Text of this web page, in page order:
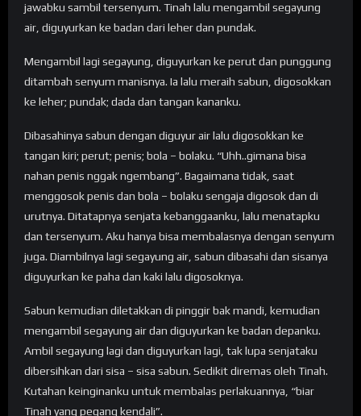
jawabku sambil tersenyum. Tinah lalu mengambil segayung
air, diguyurkan ke badan dari leher dan pundak.
Mengambil lagi segayung, diguyurkan ke perut dan punggung
ditambah senyum manisnya. Ia lalu meraih sabun, digosokkan
ke leher; pundak; dada dan tangan kananku.
Dibasahinya sabun dengan diguyur air lalu digosokkan ke
tangan kiri; perut; penis; bola – bolaku. “Uhh..gimana bisa
nahan penis nggak ngembang”. Bagaimana tidak, saat
menggosok penis dan bola – bolaku sengaja digosok dan di
urutnya. Ditatapnya senjata kebanggaanku, lalu menatapku
dan tersenyum. Aku hanya bisa membalasnya dengan senyum
juga. Diambilnya lagi segayung air, sabun dibasahi dan sisanya
diguyurkan ke paha dan kaki lalu digosoknya.
Sabun kemudian diletakkan di pinggir bak mandi, kemudian
mengambil segayung air dan diguyurkan ke badan depanku.
Ambil segayung lagi dan diguyurkan lagi, tak lupa senjataku
dibersihkan dari sisa – sisa sabun. Sedikit diremas oleh Tinah.
Kutahan keinginanku untuk membalas perlakuannya, “biar
Tinah yang pegang kendali”.